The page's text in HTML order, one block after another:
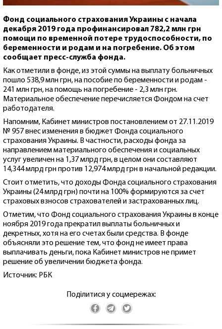
Фонд социального страхования Украины с начала
декабря 2019 года профинансировал 782,2 млн грн
помощи по временной потере трудоспособности, по
беременности и родам и на погребение. Об этом
сообщает пресс-служба фонда.
Как отметили в фонде, из этой суммы на выплату больничных
пошло 538,9 млн грн, на пособие по беременности и родам -
241 млн грн, на помощь на погребение - 2,3 млн грн.
Материальное обеспечение перечисляется Фондом на счет
работодателя.
Напомним, Кабинет министров постановлением от 27.11.2019
№ 957 внес изменения в бюджет Фонда социального
страхования Украины. В частности, расходы фонда за
направлением материального обеспечения и социальных
услуг увеличен на 1,37 млрд грн, в целом они составляют
14,344 млрд грн против 12,974 млрд грн в начальной редакции.
Стоит отметить, что доходы Фонда социального страхования
Украины (24 млрд грн) почти на 100% формируются за счет
страховых взносов страхователей и застрахованных лиц.
Отметим, что Фонд социального страхования Украины в конце
ноября 2019 года прекратил выплаты больничных и
декретных, хотя на его счетах были средства. В фонде
объясняли это решение тем, что фонд не имеет права
выплачивать деньги, пока Кабинет министров не примет
решение об увеличении бюджета фонда.
Источник: РБК
Поділитися у соцмережах: